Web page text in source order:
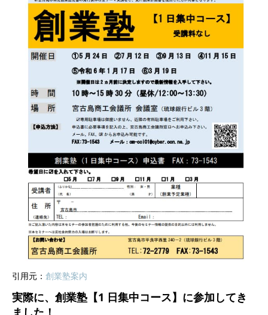
引用元： 創業塾案内
実際に、創業塾【1 日集中コース】に参加してき